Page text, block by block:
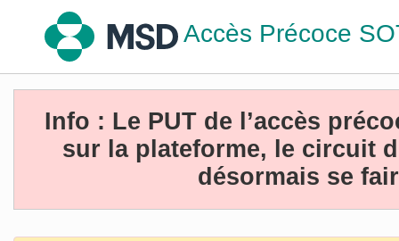
Accès Précoce
Info : Le PUT de l’accès
sur la plateforme, le circuit
désormais se